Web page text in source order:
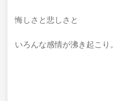
悔しさと悲しさと
いろんな感情が沸き起こり。